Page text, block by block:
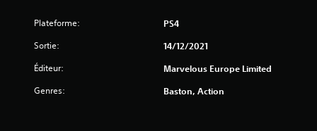
7
Plateforme: PS4
Sortie: 14/12/2021
Éditeur: Marvelous Europe Limited
Genres: Baston, Action